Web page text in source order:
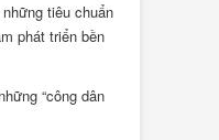
tiêu chuẩn
phát triển bền
“công dân